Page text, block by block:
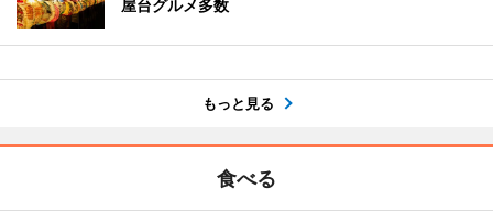
屋台グルメ多数
もっと見る
食べる